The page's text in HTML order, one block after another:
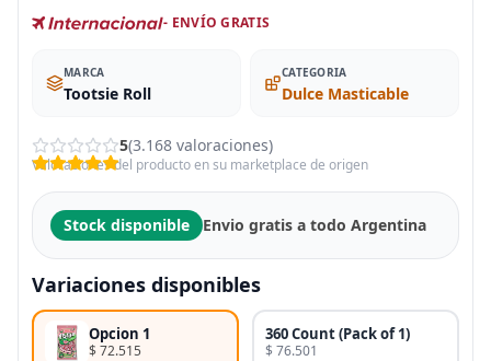
- ENVÍO GRATIS
MARCA
Tootsie Roll
CATEGORIA
Dulce Masticable
5(3.168 valoraciones)
Valoraciones del producto en su marketplace de origen
Stock disponible Envio gratis a todo Argentina
Variaciones disponibles
Opcion 1
$ 72.515
360 Count (Pack of 1)
$ 76.501